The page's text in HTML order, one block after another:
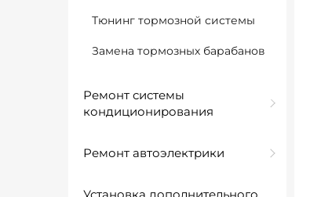
Тюнинг тормозной системы
Замена тормозных барабанов
Ремонт системы
кондиционирования
Ремонт автоэлектрики